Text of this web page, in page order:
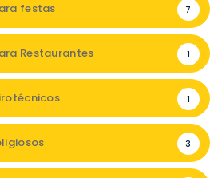
festas 7
Restaurantes 1
1
3